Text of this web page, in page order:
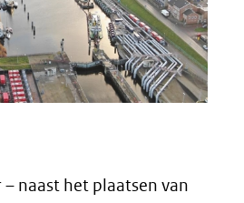
naast het plaatsen van